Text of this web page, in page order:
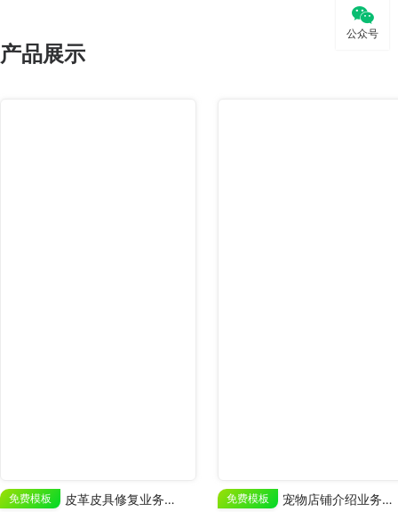
产品展示
免费模板 皮革皮具修复业务宣传 免费模板 宠物店铺介绍业务展示

公众号